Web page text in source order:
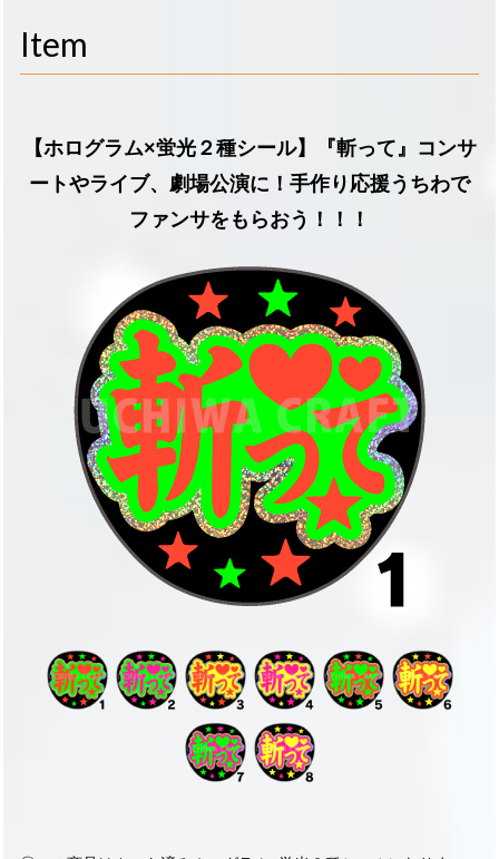
Item
【ホログラム×蛍光２種シール】『斬って』コンサ
ートやライブ、劇場公演に！手作り応援うちわで
ファンサをもらおう！！！